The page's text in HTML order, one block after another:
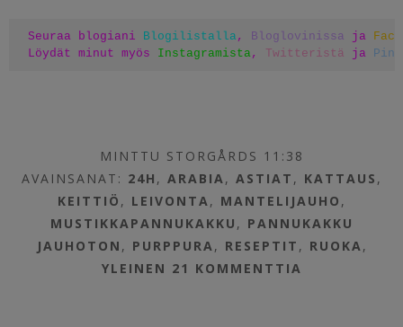
Seuraa blogiani Blogilistalla, Bloglovinissa ja
Löydät minut myös Instagramista, Twitteristä ja
MINTTU STORGÅRDS 11:38
AVAINSANAT: 24H ,ARABIA,ASTIAT , KATTAUS ,
KEITTIÖ , LEIVONTA, MANTELIJAUHO ,
MUSTIKKAPANNUKAKKU , PANNUKAKKU
JAUHOTON , PURPPURA, RESEPTIT , RUOKA,
YLEINEN 21 KOMMENTTIA